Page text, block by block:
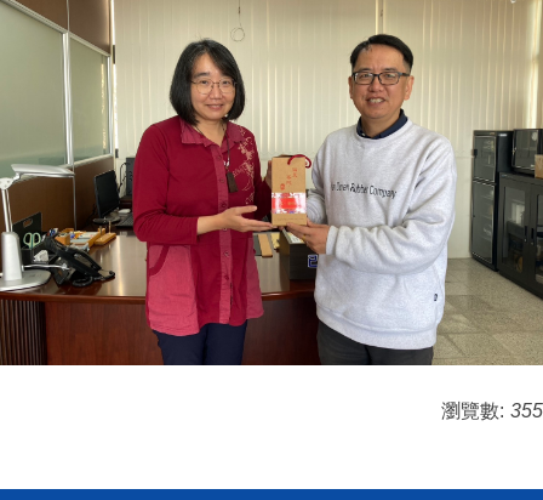
瀏覽數: 355